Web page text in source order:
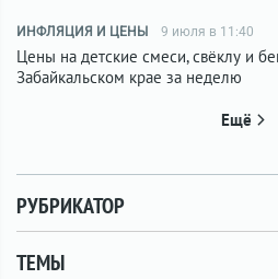
ИНФЛЯЦИЯ И ЦЕНЫ 9 июля в 11:40
Цены на детские смеси, свёклу и
Забайкальском крае за неделю
Ещё
РУБРИКАТОР
ТЕМЫ